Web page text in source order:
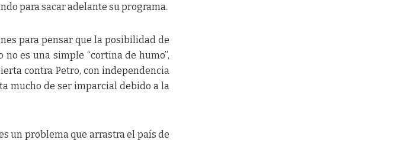
para sacar adelante su programa.
para pensar que la posibilidad de
es una simple “cortina de humo”,
contra Petro, con independencia
mucho de ser imparcial debido a la
un problema que arrastra el país de